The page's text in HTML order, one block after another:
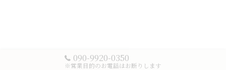
090-9920-0350
※営業目的のお電話はお断りします